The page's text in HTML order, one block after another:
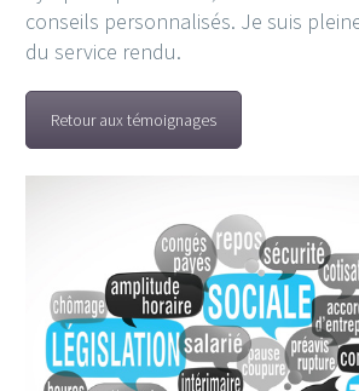
conseils personnalisés. Je suis
du service rendu.
Retour aux témoignages